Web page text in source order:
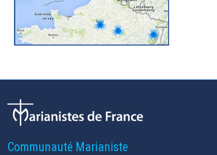
Communauté Marianiste